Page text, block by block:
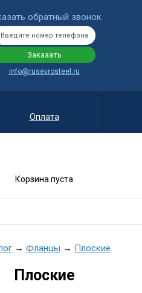
обратный звонок
info@rusevrosteel.ru
Оплата
Корзина пуста
→ Фланцы → Плоские
Плоские